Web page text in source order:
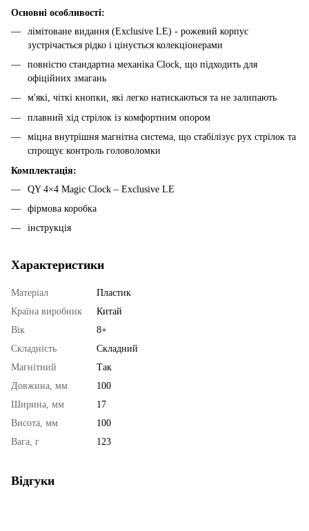
Основні особливості:
лімітоване видання (Exclusive LE) - рожевий корпус
зустрічається рідко і цінується колекціонерами
повністю стандартна механіка Clock, що підходить для
офіційних змагань
м'які, чіткі кнопки, які легко натискаються та не залипають
плавний хід стрілок із комфортним опором
міцна внутрішня магнітна система, що стабілізує рух стрілок та
спрощує контроль головоломки
Комплектація:
QY 4×4 Magic Clock – Exclusive LE
фірмова коробка
інструкція
Характеристики
Матеріал
Пластик
Країна виробник
Китай
Вік
8+
Складність
Складний
Магнітний
Так
Довжина, мм
100
Ширина, мм
17
Висота, мм
100
Вага, г
123
Відгуки